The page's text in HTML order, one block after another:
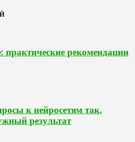
практические рекомендации
к нейросетям так,
результат